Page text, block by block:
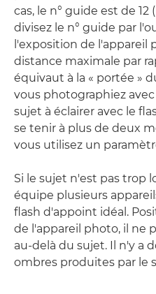
cas, le n° guide est de 12
divisez le n° guide par
l'exposition de l'appareil
distance maximale par
équivaut à la « portée »
vous photographiez
sujet à éclairer avec le
se tenir à plus de deux
vous utilisez un
Si le sujet n'est pas trop
équipe plusieurs
flash d'appoint idéal.
de l'appareil photo, il ne
au-delà du sujet. Il n'y a
ombres produites par le